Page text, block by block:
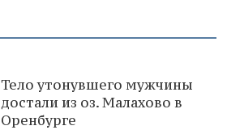
Тело утонувшего мужчины
достали из оз. Малахово в
Оренбурге